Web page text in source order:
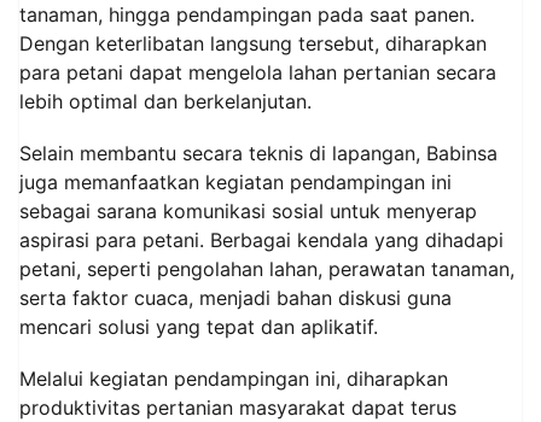
tanaman, hingga pendampingan pada saat panen.
Dengan keterlibatan langsung tersebut, diharapkan
para petani dapat mengelola lahan pertanian secara
lebih optimal dan berkelanjutan.
Selain membantu secara teknis di lapangan, Babinsa
juga memanfaatkan kegiatan pendampingan ini
sebagai sarana komunikasi sosial untuk menyerap
aspirasi para petani. Berbagai kendala yang dihadapi
petani, seperti pengolahan lahan, perawatan tanaman,
serta faktor cuaca, menjadi bahan diskusi guna
mencari solusi yang tepat dan aplikatif.
Melalui kegiatan pendampingan ini, diharapkan
produktivitas pertanian masyarakat dapat terus